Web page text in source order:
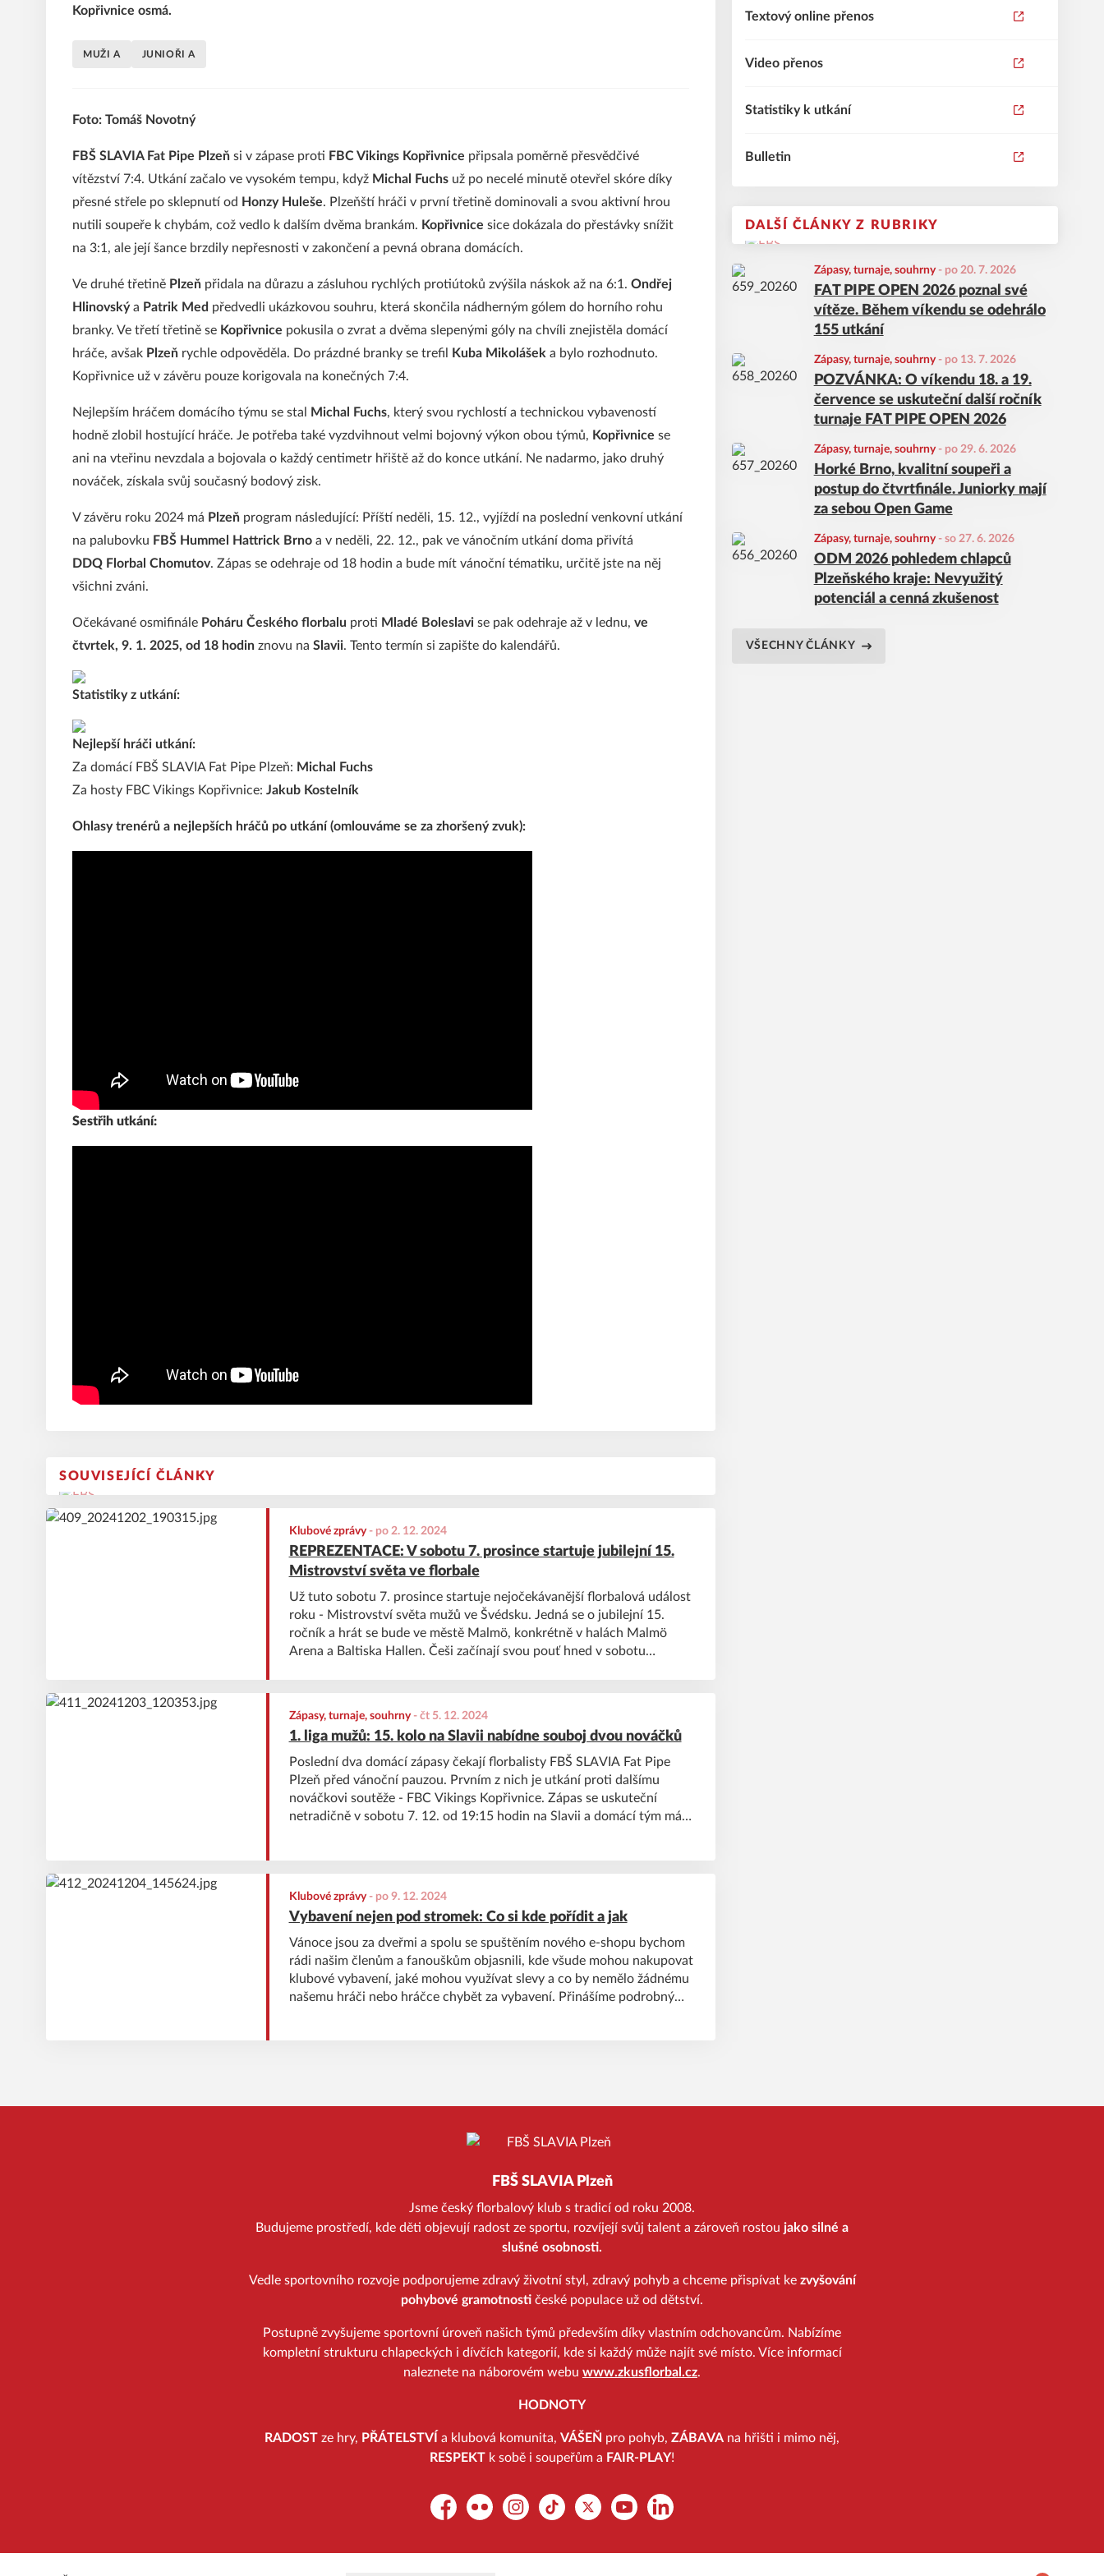
Textový online přenos
Video přenos
Statistiky k utkání
Bulletin
DALŠÍ ČLÁNKY Z RUBRIKY
Zápasy, turnaje, souhrny- po 20. 7. 2026
FAT PIPE OPEN 2026 poznal své
vítěze. Během víkendu se odehrálo
155 utkání
Zápasy, turnaje, souhrny- po 13. 7. 2026
POZVÁNKA: O víkendu 18. a 19.
července se uskuteční další ročník
turnaje FAT PIPE OPEN 2026
Zápasy, turnaje, souhrny- po 29. 6. 2026
Horké Brno, kvalitní soupeři a
postup do čtvrtfinále. Juniorky mají
za sebou Open Game
Zápasy, turnaje, souhrny- so 27. 6. 2026
ODM 2026 pohledem chlapců
Plzeňského kraje: Nevyužitý
potenciál a cenná zkušenost
VŠECHNY ČLÁNKY
Kopřivnice osmá.
MUŽI A JUNIOŘI A
Foto: Tomáš Novotný
FBŠ SLAVIA Fat Pipe Plzeň si v zápase proti FBC Vikings Kopřivnice připsala poměrně přesvědčivé
vítězství 7:4. Utkání začalo ve vysokém tempu, když Michal Fuchs už po necelé minutě otevřel skóre díky
přesné střele po sklepnutí od Honzy Huleše. Plzeňští hráči v první třetině dominovali a svou aktivní hrou
nutili soupeře k chybám, což vedlo k dalším dvěma brankám. Kopřivnice sice dokázala do přestávky snížit
na 3:1, ale její šance brzdily nepřesnosti v zakončení a pevná obrana domácích.
Ve druhé třetině Plzeň přidala na důrazu a zásluhou rychlých protiútoků zvýšila náskok až na 6:1. Ondřej
Hlinovskýa Patrik Med předvedli ukázkovou souhru, která skončila nádherným gólem do horního rohu
branky. Ve třetí třetině se Kopřivnice pokusila o zvrat a dvěma slepenými góly na chvíli znejistěla domácí
hráče, avšak Plzeň rychle odpověděla. Do prázdné branky se trefil Kuba Mikolášek a bylo rozhodnuto.
Kopřivnice už v závěru pouze korigovala na konečných 7:4.
Nejlepším hráčem domácího týmu se stal Michal Fuchs, který svou rychlostí a technickou vybaveností
hodně zlobil hostující hráče. Je potřeba také vyzdvihnout velmi bojovný výkon obou týmů, Kopřivnice se
ani na vteřinu nevzdala a bojovala o každý centimetr hřiště až do konce utkání. Ne nadarmo, jako druhý
nováček, získala svůj současný bodový zisk.
V závěru roku 2024 má Plzeň program následující: Příští neděli, 15. 12., vyjíždí na poslední venkovní utkání
na palubovku FBŠ Hummel Hattrick Brno a v neděli, 22. 12., pak ve vánočním utkání doma přivítá
DDQ Florbal Chomutov. Zápas se odehraje od 18 hodin a bude mít vánoční tématiku, určitě jste na něj
všichni zváni.
Očekávané osmifinále Poháru Českého florbalu proti Mladé Boleslavi se pak odehraje až v lednu, ve
čtvrtek, 9. 1. 2025, od 18 hodin znovu na Slavii. Tento termín si zapište do kalendářů.
Statistiky z utkání:
Nejlepší hráči utkání:
Za domácí FBŠ SLAVIA Fat Pipe Plzeň: Michal Fuchs
Za hosty FBC Vikings Kopřivnice: Jakub Kostelník
Ohlasy trenérů a nejlepších hráčů po utkání (omlouváme se za zhoršený zvuk):
Sestřih utkání:
SOUVISEJÍCÍ ČLÁNKY
Klubové zprávy- po 2. 12. 2024
REPREZENTACE: V sobotu 7. prosince startuje jubilejní 15.
Mistrovství světa ve florbale
Už tuto sobotu 7. prosince startuje nejočekávanější florbalová událost
roku - Mistrovství světa mužů ve Švédsku. Jedná se o jubilejní 15.
ročník a hrát se bude ve městě Malmö, konkrétně v halách Malmö
Arena a Baltiska Hallen. Češi začínají svou pouť hned v sobotu
Zápasy, turnaje, souhrny- čt 5. 12. 2024
1. liga mužů: 15. kolo na Slavii nabídne souboj dvou nováčků
Poslední dva domácí zápasy čekají florbalisty FBŠ SLAVIA Fat Pipe
Plzeň před vánoční pauzou. Prvním z nich je utkání proti dalšímu
nováčkovi soutěže - FBC Vikings Kopřivnice. Zápas se uskuteční
netradičně v sobotu 7. 12. od 19:15 hodin na Slavii a domácí tým má
Klubové zprávy- po 9. 12. 2024
Vybavení nejen pod stromek: Co si kde pořídit a jak
Vánoce jsou za dveřmi a spolu se spuštěním nového e-shopu bychom
rádi našim členům a fanouškům objasnili, kde všude mohou nakupovat
klubové vybavení, jaké mohou využívat slevy a co by nemělo žádnému
našemu hráči nebo hráčce chybět za vybavení. Přinášíme podrobný
FBŠ SLAVIA Plzeň
Jsme český florbalový klub s tradicí od roku 2008.
Budujeme prostředí, kde děti objevují radost ze sportu, rozvíjejí svůj talent a zároveň rostou jako silné a
slušné osobnosti.
Vedle sportovního rozvoje podporujeme zdravý životní styl, zdravý pohyb a chceme přispívat kezvyšování
pohybové gramotnosti české populace už od dětství.
Postupně zvyšujeme sportovní úroveň našich týmů především díky vlastním odchovancům. Nabízíme
kompletní strukturu chlapeckých i dívčích kategorií, kde si každý může najít své místo. Více informací
naleznete na náborovém webu www.zkusflorbal.cz.
HODNOTY
RADOST ze hry, PŘÁTELSTVÍ a klubová komunita, VÁŠEŇ pro pohyb, ZÁBAVA na hřišti i mimo něj,
RESPEKT k sobě i soupeřům a FAIR-PLAY!
FacebookFlickr Instagram
TikTok Platform XYouTubeLinkedIn